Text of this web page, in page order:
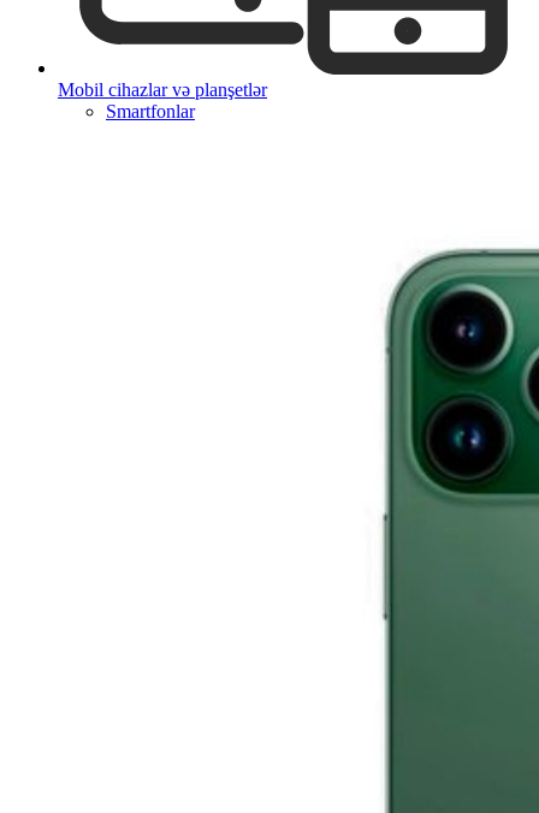
Mobil cihazlar və planşetlər
Smartfonlar